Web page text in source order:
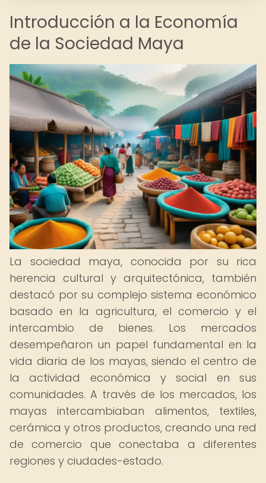
Introducción a la Economía
de la Sociedad Maya
La sociedad maya, conocida por su rica
herencia cultural y arquitectónica, también
destacó por su complejo sistema económico
basado en la agricultura, el comercio y el
intercambio de bienes. Los mercados
desempeñaron un papel fundamental en la
vida diaria de los mayas, siendo el centro de
la actividad económica y social en sus
comunidades. A través de los mercados, los
mayas intercambiaban alimentos, textiles,
cerámica y otros productos, creando una red
de comercio que conectaba a diferentes
regiones y ciudades-estado.